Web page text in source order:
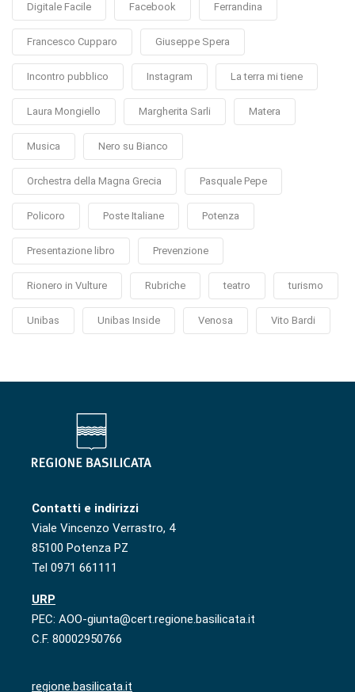
Digitale Facile Facebook Ferrandina
Francesco Cupparo Giuseppe Spera
Incontro pubblico Instagram La terra mi tiene
Laura Mongiello Margherita Sarli Matera
Musica Nero su Bianco
Orchestra della Magna Grecia Pasquale Pepe
Policoro Poste Italiane Potenza
Presentazione libro Prevenzione
Rionero in Vulture Rubriche teatro turismo
Unibas Unibas Inside Venosa Vito Bardi
Contatti e indirizzi
Viale Vincenzo Verrastro, 4
85100 Potenza PZ
Tel 0971 661111
URP
PEC: AOO-giunta@cert.regione.basilicata.it
C.F. 80002950766
regione.basilicata.it